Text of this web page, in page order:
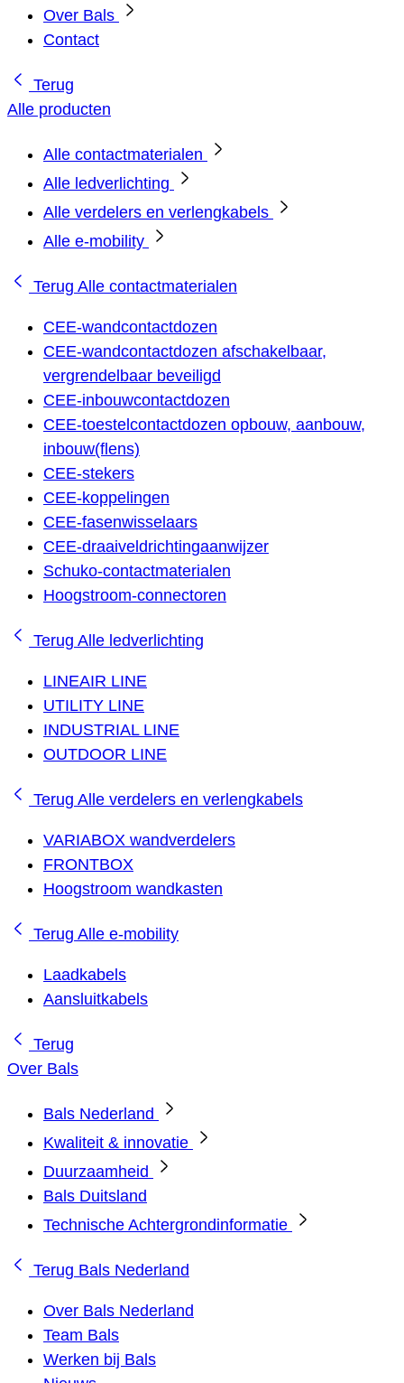
Over Bals
Contact
Terug
Alle producten
Alle contactmaterialen
Alle ledverlichting
Alle verdelers en verlengkabels
Alle e-mobility
Terug Alle contactmaterialen
CEE-wandcontactdozen
CEE-wandcontactdozen afschakelbaar,
vergrendelbaar beveiligd
CEE-inbouwcontactdozen
CEE-toestelcontactdozen opbouw, aanbouw,
inbouw(flens)
CEE-stekers
CEE-koppelingen
CEE-fasenwisselaars
CEE-draaiveldrichtingaanwijzer
Schuko-contactmaterialen
Hoogstroom-connectoren
Terug Alle ledverlichting
LINEAIR LINE
UTILITY LINE
INDUSTRIAL LINE
OUTDOOR LINE
Terug Alle verdelers en verlengkabels
VARIABOX wandverdelers
FRONTBOX
Hoogstroom wandkasten
Terug Alle e-mobility
Laadkabels
Aansluitkabels
Terug
Over Bals
Bals Nederland
Kwaliteit & innovatie
Duurzaamheid
Bals Duitsland
Technische Achtergrondinformatie
Terug Bals Nederland
Over Bals Nederland
Team Bals
Werken bij Bals